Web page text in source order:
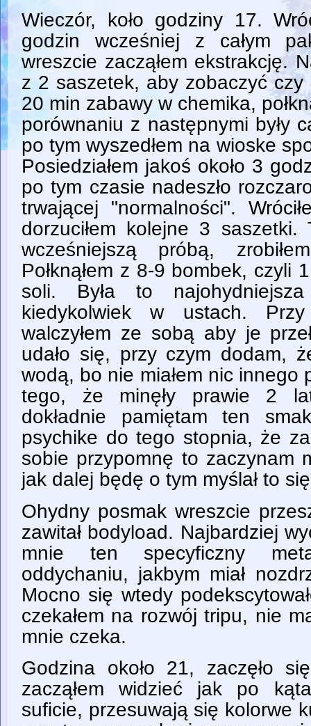
Wieczór, koło godziny 17.
godzin wcześniej z całym
wreszcie zacząłem ekstrakcję.
z 2 saszetek, aby zobaczyć
20 min zabawy w chemika,
porównaniu z następnymi były
po tym wyszedłem na wioske
Posiedziałem jakoś około 3
po tym czasie nadeszło
trwającej "normalności".
dorzuciłem kolejne 3 saszetki.
wcześniejszą próbą,
Połknąłem z 8-9 bombek, czyli
soli. Była to
kiedykolwiek w ustach.
walczyłem ze sobą aby je
udało się, przy czym dodam,
wodą, bo nie miałem nic innego
tego, że minęły prawie 2
dokładnie pamiętam ten
psychike do tego stopnia, że
sobie przypomnę to zaczynam
jak dalej będę o tym myślał to
Ohydny posmak wreszcie
zawitał bodyload. Najbardziej
mnie ten specyficzny
oddychaniu, jakbym miał
Mocno się wtedy
czekałem na rozwój tripu, nie
mnie czeka.
Godzina około 21, zaczęło
zacząłem widzieć jak po
suficie, przesuwają się kolorwe